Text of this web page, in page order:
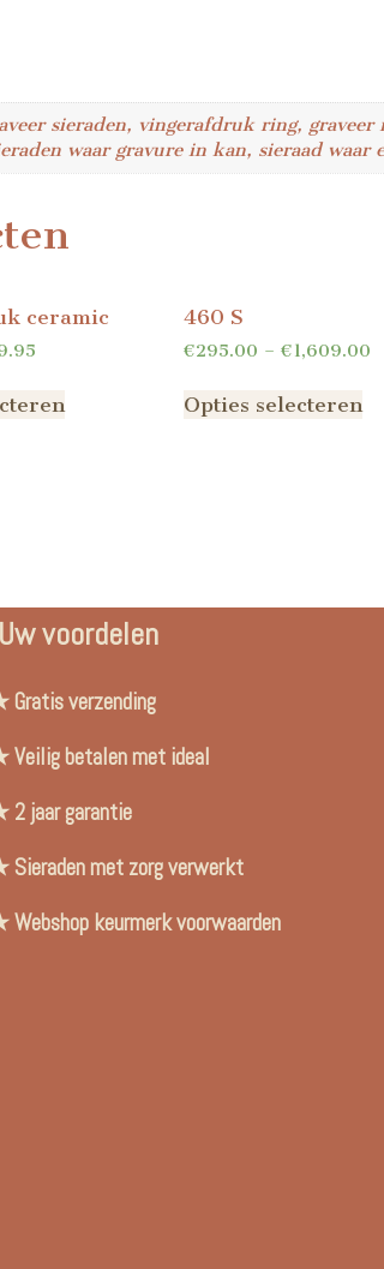
sieraden, vingerafdruk ring,
waar gravure in kan, sieraad
ceramic 460 S
€295.00 –€1,609.00
Opties selecteren
Uw voordelen
Gratis verzending
Veilig betalen met ideal
2 jaar garantie
Sieraden met zorg verwerkt
Webshop keurmerk voorwaarden